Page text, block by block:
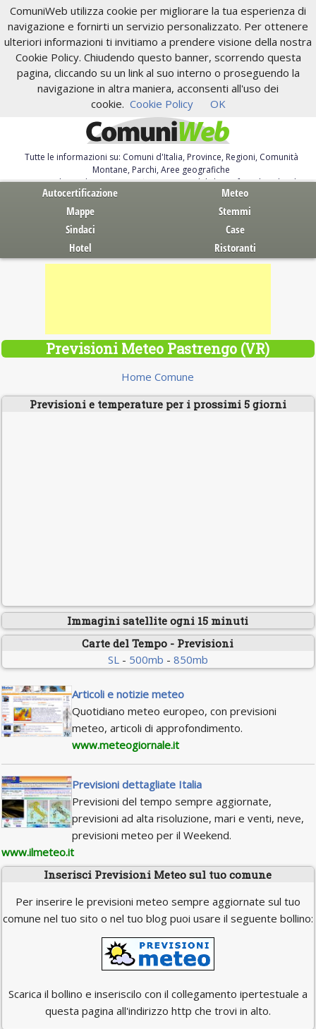
ComuniWeb utilizza cookie per migliorare la tua esperienza di
navigazione e fornirti un servizio personalizzato. Per ottenere
ulteriori informazioni ti invitiamo a prendere visione della nostra
Cookie Policy. Chiudendo questo banner, scorrendo questa
pagina, cliccando su un link al suo interno o proseguendo la
navigazione in altra maniera, acconsenti all'uso dei
cookie. Cookie Policy OK
Tutte le informazioni su: Comuni d'Italia, Province, Regioni, Comunità
Montane, Parchi, Aree geografiche
Servizi al Cittadino. Autocertificazione, moduli, leggi, free download
Autocertificazione
Meteo
Mappe
Stemmi
Sindaci
Case
Hotel
Ristoranti
Previsioni Meteo Pastrengo (VR)
Home Comune
Previsioni e temperature per i prossimi 5 giorni
Immagini satellite ogni 15 minuti
Carte del Tempo - Previsioni
SL- 500mb - 850mb
Articoli e notizie meteo
Quotidiano meteo europeo, con previsioni
meteo, articoli di approfondimento.
www.meteogiornale.it
Previsioni dettagliate Italia
Previsioni del tempo sempre aggiornate,
previsioni ad alta risoluzione, mari e venti, neve,
previsioni meteo per il Weekend.
www.ilmeteo.it
Inserisci Previsioni Meteo sul tuo comune
Per inserire le previsioni meteo sempre aggiornate sul tuo
comune nel tuo sito o nel tuo blog puoi usare il seguente bollino:
Scarica il bollino e inseriscilo con il collegamento ipertestuale a
questa pagina all'indirizzo http che trovi in alto.